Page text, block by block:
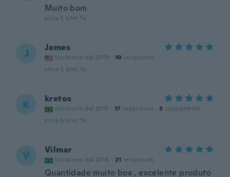
Muito bom
circa 5 anni fa
J James
Iscrizione dal 2019 · 10 recensioni
circa 5 anni fa
K kretos
Iscrizione dal 2017 · 17 recensioni · 3 caricamenti
circa 5 anni fa
V Vilmar
Iscrizione dal 2018 · 21 recensioni
Quantidade muito boa , excelente produto